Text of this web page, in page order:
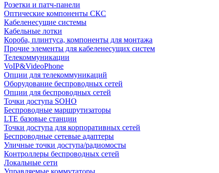
Розетки и патч-панели
Оптические компоненты СКС
Кабеленесущие системы
Кабельные лотки
Короба, плинтуса, компоненты для монтажа
Прочие элементы для кабеленесущих систем
Телекоммуникации
VoIP&VideoPhone
Опции для телекоммуникаций
Оборудование беспроводных сетей
Опции для беспроводных сетей
Точки доступа SOHO
Беспроводные маршрутизаторы
LTE базовые станции
Точки доступа для корпоративных сетей
Беспроводные сетевые адаптеры
Уличные точки доступа/радиомосты
Контроллеры беспроводных сетей
Локальные сети
Управляемые коммутаторы